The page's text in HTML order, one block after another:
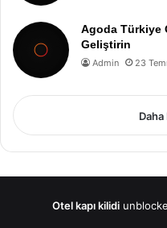
Agoda Türkiye
Geliştirin
Admin 23
Daha
Otel kapı kilidi